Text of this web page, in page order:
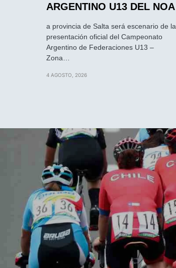
ARGENTINO U13 DEL NOA
a provincia de Salta será escenario de la
presentación oficial del Campeonato
Argentino de Federaciones U13 –
Zona…
4 AGOSTO, 2026